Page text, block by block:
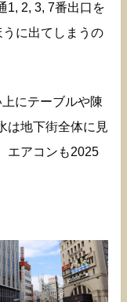
1, 2, 3, 7番出口を
に出てしまうの
にテーブルや陳
は地下街全体に見
エアコンも2025